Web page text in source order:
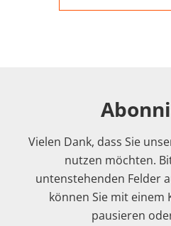
Vielen Dank, dass Sie
nutzen möchten.
untenstehenden Felder
können Sie mit einem
pausieren